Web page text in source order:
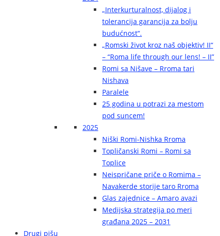
„Interkurturalnost, dijalog i
tolerancija garancija za bolju
budućnost“.
„Romski život kroz naš objektiv! II“
– “Roma life through our lens! – II”
Romi sa Nišave – Rroma tari
Nishava
Paralele
25 godina u potrazi za mestom
pod suncem!
2025
Niški Romi-Nishka Rroma
Topličanski Romi – Romi sa
Toplice
Neispričane priče o Romima –
Navakerde storije taro Rroma
Glas zajednice – Amaro avazi
Medijska strategija po meri
građana 2025 – 2031
Drugi pišu